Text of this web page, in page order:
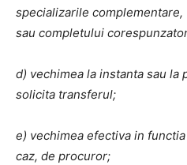
specializarile
sau completului
d) vechimea la instanta sau la
solicita transferul;
e) vechimea efectiva in
caz, de procuror;